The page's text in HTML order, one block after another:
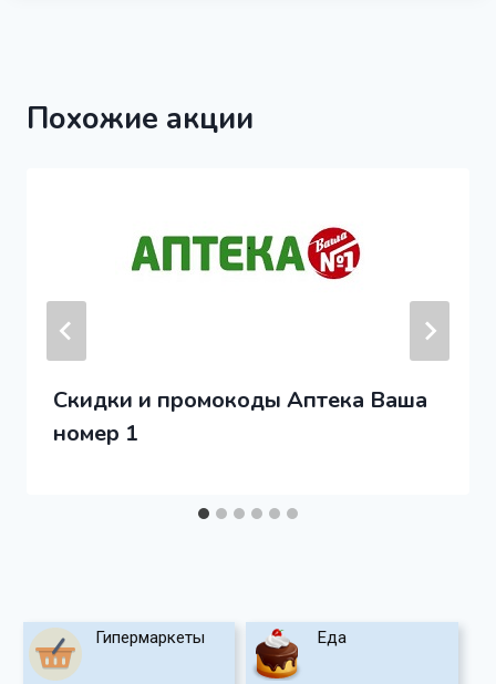
Похожие акции
Скидки и промокоды Аптека Ваша
номер 1
Гипермаркеты Еда